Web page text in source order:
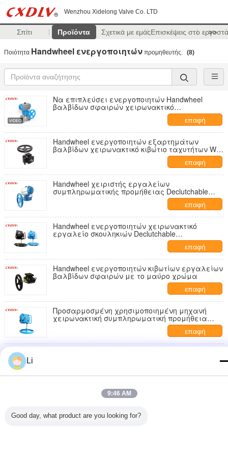
Wenzhou Xidelong Valve Co. LTD
Σπίτι Προϊόντα Σχετικά με εμάςΕπισκέψεις στο >>
Ποιότητα Handwheel ενεργοποιητών προμηθευτής. (8)
Να επιπλεύσει ενεργοποιητών Handwheel
βαλβίδων σφαιρών χειρωνακτικό
προσαρμοσμένο συμπληρωματική προμήθεια
επαφή
Handwheel ενεργοποιητών εξαρτημάτων
βαλβίδων χειρωνακτικό κιβώτιο ταχυτήτων W-1
επαφή
Handwheel χειριστής εργαλείων
συμπληρωματικής προμήθειας Declutchable
ενεργοποιητών για τη βαλβίδα πεταλούδων
επαφή
Handwheel ενεργοποιητών χειρωνακτικό
εργαλείο σκουληκιών Declutchable
συμπληρωματικής προμήθειας για τους
επαφή
Handwheel ενεργοποιητών κιβωτίων εργαλείων
βαλβίδων σφαιρών με το μαύρο χρώμα
επαφή
Προσαρμοσμένη χρησιμοποιημένη μηχανή
χειρωνακτική συμπληρωματική προμήθεια
εργαλείων σκουληκιών ενεργοποιητών
επαφή
επαφή
Handwheel χειρωνακτικό εργαλείο σκουληκιών
βαλβίδων ελέγχου για τη βαλβίδα στροφής
τετάρτων
Li
9:46 AM
Good day, what product are you looking for?